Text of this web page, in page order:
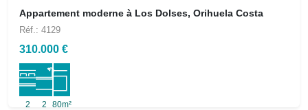
Appartement moderne à Los Dolses, Orihuela Costa
Réf.: 4129
310.000 €
2 2 80m²